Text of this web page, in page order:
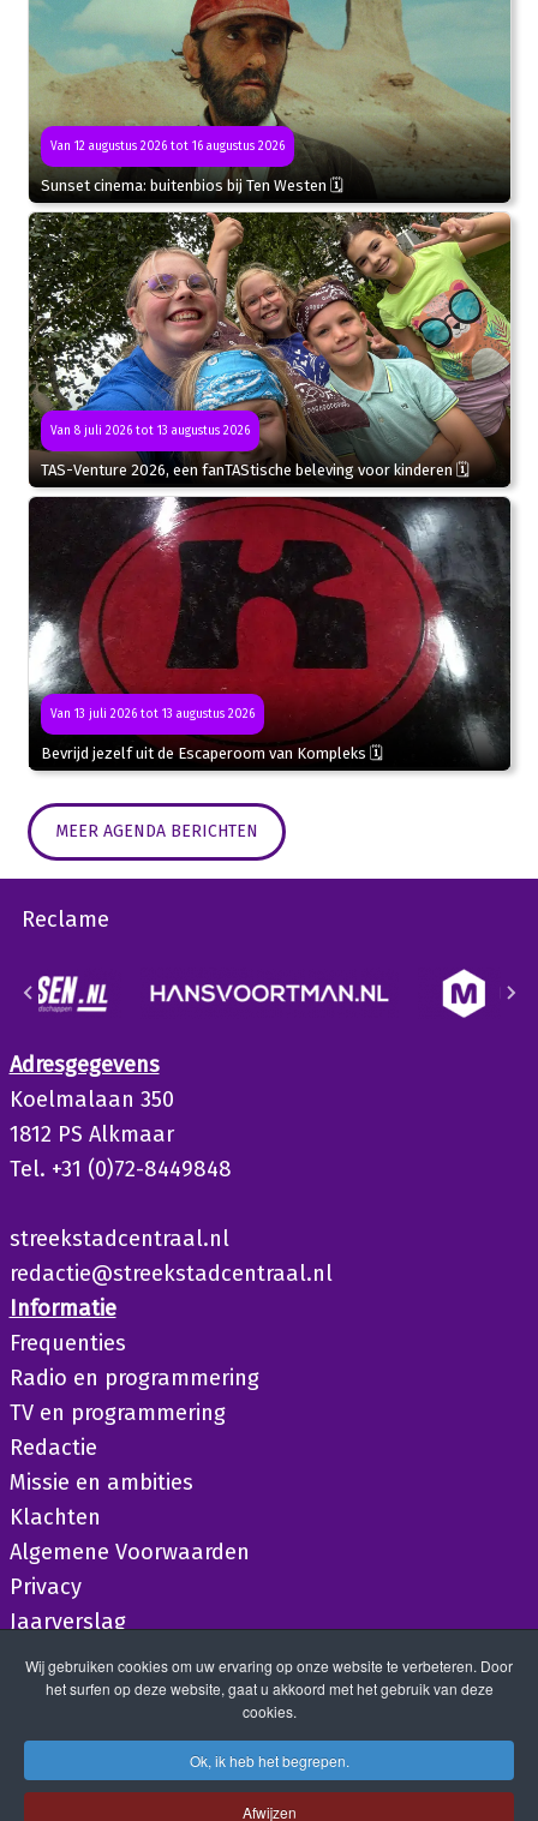
Van 12 augustus 2026 tot 16 augustus 2026
Sunset cinema: buitenbios bij Ten Westen 🗓
Van 8 juli 2026 tot 13 augustus 2026
TAS-Venture 2026, een fanTAStische beleving voor kinderen 🗓
Van 13 juli 2026 tot 13 augustus 2026
Bevrijd jezelf uit de Escaperoom van Kompleks 🗓
MEER AGENDA BERICHTEN
Reclame
Adresgegevens
Koelmalaan 350
1812 PS Alkmaar
Tel. +31 (0)72-8449848
streekstadcentraal.nl
redactie@streekstadcentraal.nl
Informatie
Frequenties
Radio en programmering
TV en programmering
Redactie
Missie en ambities
Klachten
Algemene Voorwaarden
Privacy
Jaarverslag
Wij gebruiken cookies om uw ervaring op onze website te verbeteren. Door
het surfen op deze website, gaat u akkoord met het gebruik van deze
cookies.
Ok, ik heb het begrepen.
Afwijzen